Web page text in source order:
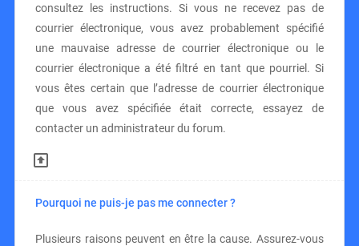
consultez les instructions. Si vous ne recevez pas de
courrier électronique, vous avez probablement spécifié
une mauvaise adresse de courrier électronique ou le
courrier électronique a été filtré en tant que pourriel. Si
vous êtes certain que l’adresse de courrier électronique
que vous avez spécifiée était correcte, essayez de
contacter un administrateur du forum.
Pourquoi ne puis-je pas me connecter ?
Plusieurs raisons peuvent en être la cause. Assurez-vous